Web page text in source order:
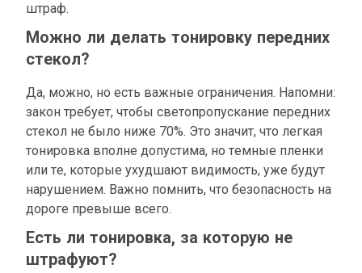
штраф.
Можно ли делать тонировку передних
стекол?
Да, можно, но есть важные ограничения. Напомни:
закон требует, чтобы светопропускание передних
стекол не было ниже 70%. Это значит, что легкая
тонировка вполне допустима, но темные пленки
или те, которые ухудшают видимость, уже будут
нарушением. Важно помнить, что безопасность на
дороге превыше всего.
Есть ли тонировка, за которую не
штрафуют?